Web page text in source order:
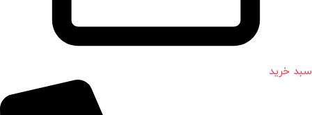
سبد خرید